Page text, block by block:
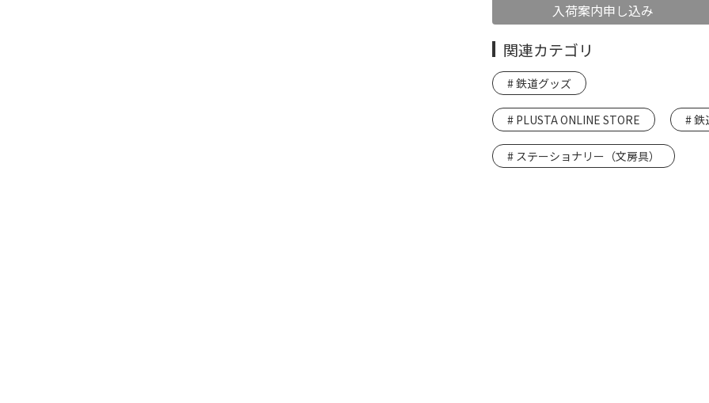
入荷案内申し込み
関連カテゴリ
鉄道グッズ
PLUSTA ONLINE STORE 鉄
ステーショナリー（文房具）